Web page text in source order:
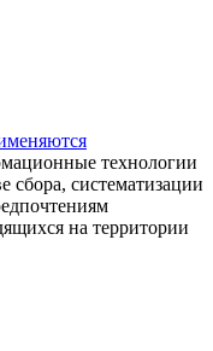
технологии
сбора, систематизации
на территории